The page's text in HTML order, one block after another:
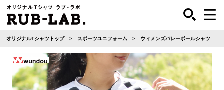
オリジナルTシャツトップ スポーツユニフォーム ウィメンズバレーボールシャツ